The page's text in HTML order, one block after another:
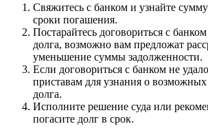
Свяжитесь с банком и узнайте
сроки погашения.
Постарайтесь договориться с
долга, возможно вам предложат
уменьшение суммы задолженности.
Если договориться с банком не
приставам для узнания о
долга.
Исполните решение суда или
погасите долг в срок.